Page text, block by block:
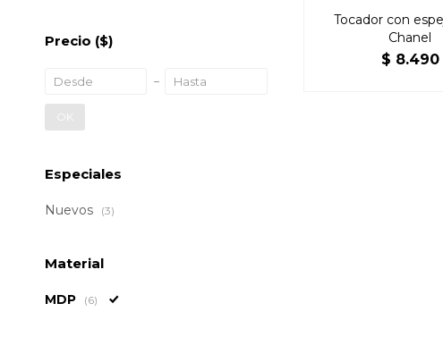
Tocador con
Chanel
$ 8.490
Precio ($)
OK
Especiales
Nuevos (3)
Material
MDP (6)